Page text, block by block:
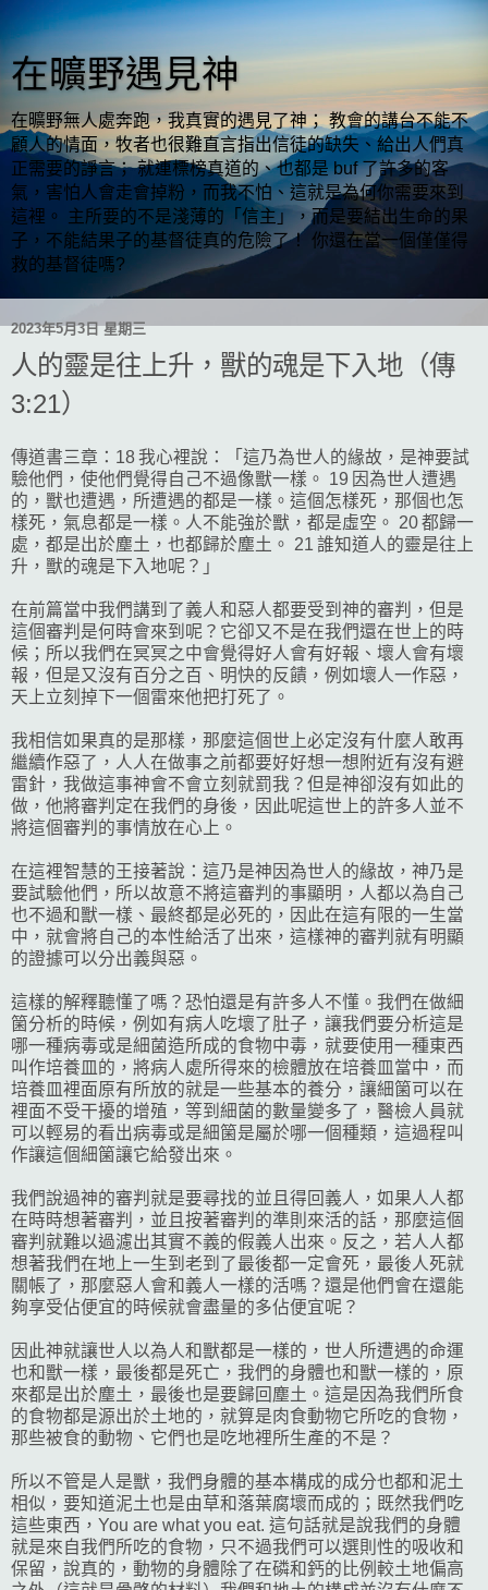
在曠野遇見神
在曠野無人處奔跑，我真實的遇見了神； 教會的講台不能不
顧人的情面，牧者也很難直言指出信徒的缺失、給出人們真
正需要的諍言； 就連標榜真道的、也都是 buf 了許多的客
氣，害怕人會走會掉粉，而我不怕、這就是為何你需要來到
這裡。 主所要的不是淺薄的「信主」，而是要結出生命的果
子，不能結果子的基督徒真的危險了！ 你還在當一個僅僅得
救的基督徒嗎?
2023年5月3日 星期三
人的靈是往上升，獸的魂是下入地（傳
3:21）
傳道書三章：18 我心裡說：「這乃為世人的緣故，是神要試
驗他們，使他們覺得自己不過像獸一樣。 19 因為世人遭遇
的，獸也遭遇，所遭遇的都是一樣。這個怎樣死，那個也怎
樣死，氣息都是一樣。人不能強於獸，都是虛空。 20 都歸一
處，都是出於塵土，也都歸於塵土。 21 誰知道人的靈是往上
升，獸的魂是下入地呢？」
在前篇當中我們講到了義人和惡人都要受到神的審判，但是
這個審判是何時會來到呢？它卻又不是在我們還在世上的時
候；所以我們在冥冥之中會覺得好人會有好報、壞人會有壞
報，但是又沒有百分之百、明快的反饋，例如壞人一作惡，
天上立刻掉下一個雷來他把打死了。
我相信如果真的是那樣，那麼這個世上必定沒有什麼人敢再
繼續作惡了，人人在做事之前都要好好想一想附近有沒有避
雷針，我做這事神會不會立刻就罰我？但是神卻沒有如此的
做，他將審判定在我們的身後，因此呢這世上的許多人並不
將這個審判的事情放在心上。
在這裡智慧的王接著說：這乃是神因為世人的緣故，神乃是
要試驗他們，所以故意不將這審判的事顯明，人都以為自己
也不過和獸一樣、最終都是必死的，因此在這有限的一生當
中，就會將自己的本性給活了出來，這樣神的審判就有明顯
的證據可以分出義與惡。
這樣的解釋聽懂了嗎？恐怕還是有許多人不懂。我們在做細
箘分析的時候，例如有病人吃壞了肚子，讓我們要分析這是
哪一種病毒或是細菌造所成的食物中毒，就要使用一種東西
叫作培養皿的，將病人處所得來的檢體放在培養皿當中，而
培養皿裡面原有所放的就是一些基本的養分，讓細箘可以在
裡面不受干擾的增殖，等到細菌的數量變多了，醫檢人員就
可以輕易的看出病毒或是細箘是屬於哪一個種類，這過程叫
作讓這個細箘讓它給發出來。
我們說過神的審判就是要尋找的並且得回義人，如果人人都
在時時想著審判，並且按著審判的準則來活的話，那麼這個
審判就難以過濾出其實不義的假義人出來。反之，若人人都
想著我們在地上一生到老到了最後都一定會死，最後人死就
關帳了，那麼惡人會和義人一樣的活嗎？還是他們會在還能
夠享受佔便宜的時候就會盡量的多佔便宜呢？
因此神就讓世人以為人和獸都是一樣的，世人所遭遇的命運
也和獸一樣，最後都是死亡，我們的身體也和獸一樣的，原
來都是出於塵土，最後也是要歸回塵土。這是因為我們所食
的食物都是源出於土地的，就算是肉食動物它所吃的食物，
那些被食的動物、它們也是吃地裡所生產的不是？
所以不管是人是獸，我們身體的基本構成的成分也都和泥土
相似，要知道泥土也是由草和落葉腐壞而成的；既然我們吃
這些東西，You are what you eat. 這句話就是說我們的身體
就是來自我們所吃的食物，只不過我們可以選則性的吸收和
保留，說真的，動物的身體除了在磷和鈣的比例較土地偏高